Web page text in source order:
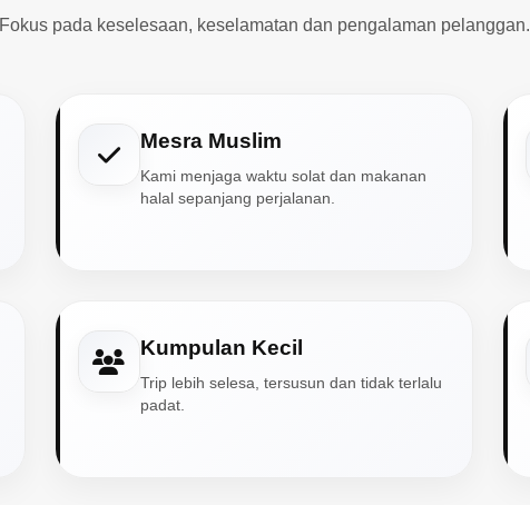
Fokus pada keselesaan, keselamatan dan pengalaman pelanggan.
Mesra Muslim
Kami menjaga waktu solat dan makanan
halal sepanjang perjalanan.
Kumpulan Kecil
Trip lebih selesa, tersusun dan tidak terlalu
padat.